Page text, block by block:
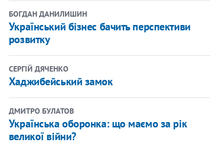
БОГДАН ДАНИЛИШИН
Український бізнес бачить перспективи
розвитку
СЕРГІЙ ДЯЧЕНКО
Хаджибейський замок
ДМИТРО БУЛАТОВ
Українська оборонка: що маємо за рік
великої війни?